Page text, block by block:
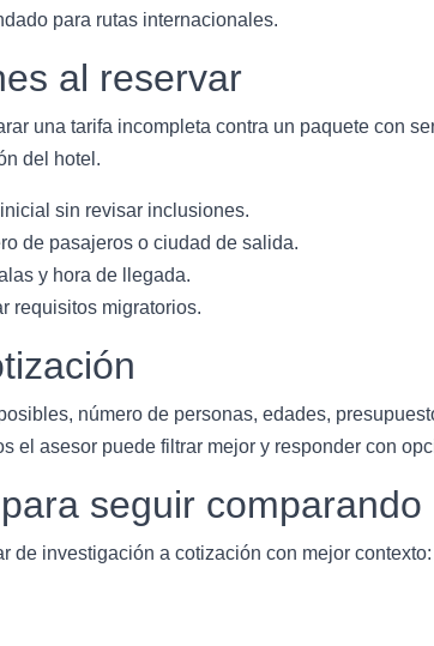
para rutas internacionales.
al reservar
una tarifa incompleta contra un paquete con
del hotel.
sin revisar inclusiones.
de pasajeros o ciudad de salida.
y hora de llegada.
requisitos migratorios.
número de personas, edades,
el asesor puede filtrar mejor y responder con
seguir comparando
de investigación a cotización con mejor contexto: